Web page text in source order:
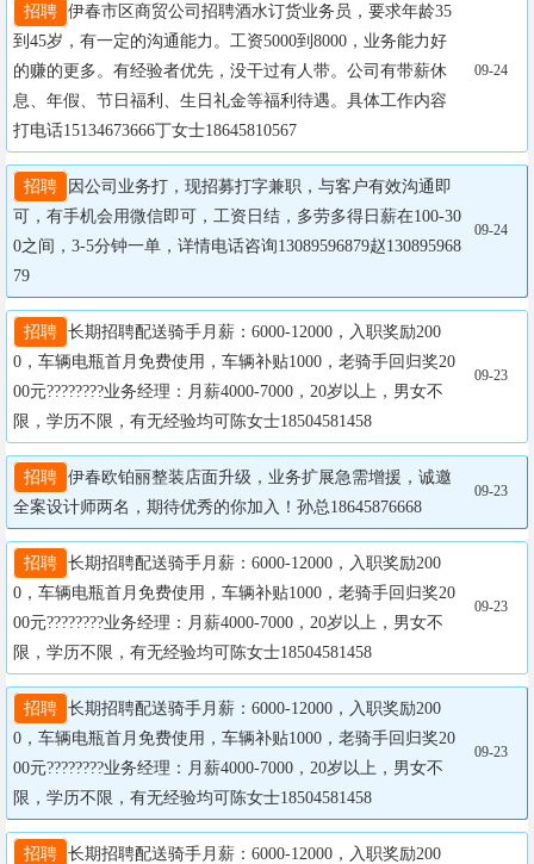
招聘 伊春市区商贸公司招聘酒水订货业务员，要求年龄35
到45岁，有一定的沟通能力。工资5000到8000，业务能力好
的赚的更多。有经验者优先，没干过有人带。公司有带薪休
息、年假、节日福利、生日礼金等福利待遇。具体工作内容
打电话15134673666丁女士18645810567
09-24
招聘
因公司业务打，现招募打字兼职，与客户有效沟通即
可，有手机会用微信即可，工资日结，多劳多得日薪在100-30
0之间，3-5分钟一单，详情电话咨询13089596879赵130895968
79
09-24
招聘 长期招聘配送骑手月薪：6000-12000，入职奖励200
0，车辆电瓶首月免费使用，车辆补贴1000，老骑手回归奖20
00元????????业务经理：月薪4000-7000，20岁以上，男女不
限，学历不限，有无经验均可陈女士18504581458
09-23
招聘 伊春欧铂丽整装店面升级，业务扩展急需增援，诚邀
全案设计师两名，期待优秀的你加入！孙总18645876668
09-23
招聘 长期招聘配送骑手月薪：6000-12000，入职奖励200
0，车辆电瓶首月免费使用，车辆补贴1000，老骑手回归奖20
00元????????业务经理：月薪4000-7000，20岁以上，男女不
限，学历不限，有无经验均可陈女士18504581458
09-23
招聘 长期招聘配送骑手月薪：6000-12000，入职奖励200
0，车辆电瓶首月免费使用，车辆补贴1000，老骑手回归奖20
00元????????业务经理：月薪4000-7000，20岁以上，男女不
限，学历不限，有无经验均可陈女士18504581458
09-23
招聘 长期招聘配送骑手月薪：6000-12000，入职奖励200